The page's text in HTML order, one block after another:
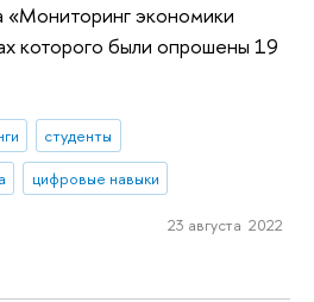
«Мониторинг экономики
которого были опрошены 19
студенты
цифровые навыки
23 августа 2022